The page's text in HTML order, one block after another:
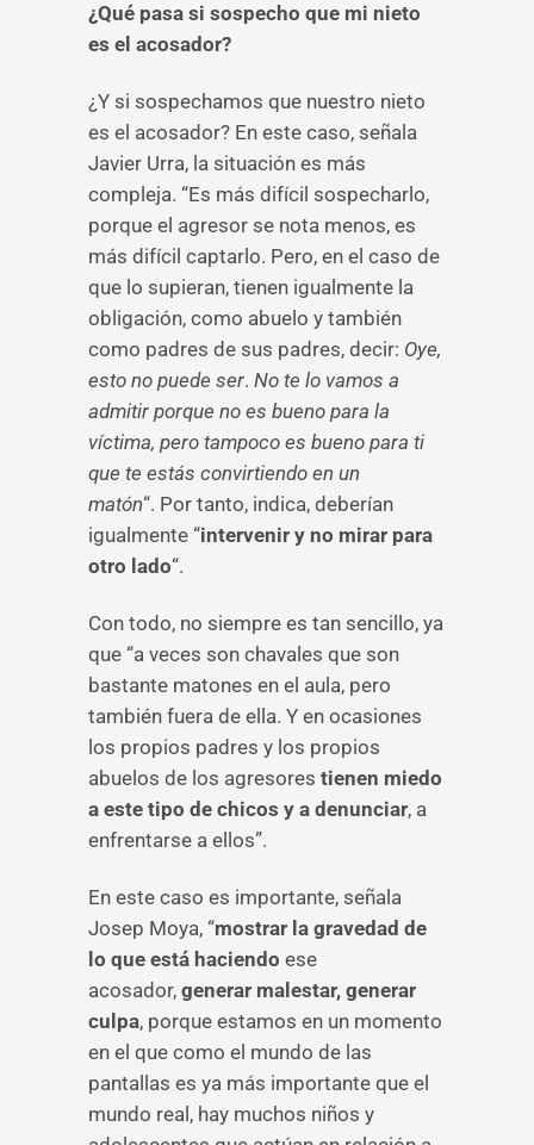
¿Qué pasa si sospecho que mi nieto
es el acosador?
¿Y si sospechamos que nuestro nieto
es el acosador? En este caso, señala
Javier Urra, la situación es más
compleja. “Es más difícil sospecharlo,
porque el agresor se nota menos, es
más difícil captarlo. Pero, en el caso de
que lo supieran, tienen igualmente la
obligación, como abuelo y también
como padres de sus padres, decir: Oye,
esto no puede ser. No te lo vamos a
admitir porque no es bueno para la
víctima, pero tampoco es bueno para ti
que te estás convirtiendo en un
matón“. Por tanto, indica, deberían
igualmente “intervenir y no mirar para
otro lado“.
Con todo, no siempre es tan sencillo, ya
que “a veces son chavales que son
bastante matones en el aula, pero
también fuera de ella. Y en ocasiones
los propios padres y los propios
abuelos de los agresores tienen miedo
a este tipo de chicos y a denunciar, a
enfrentarse a ellos”.
En este caso es importante, señala
Josep Moya, “mostrar la gravedad de
lo que está haciendo ese
acosador, generar malestar, generar
culpa, porque estamos en un momento
en el que como el mundo de las
pantallas es ya más importante que el
mundo real, hay muchos niños y